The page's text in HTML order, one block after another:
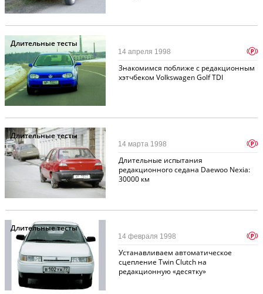
Длительные тесты
Знакомимся поближе с редакционным
хэтчбеком Volkswagen Golf TDI
14 апреля 1998 p
Длительные тесты
Длительные испытания
редакционного седана Daewoo Nexia:
30000 км
14 марта 1998 p
Длительные тесты
Устанавливаем автоматическое
сцепление Twin Clutch на
редакционную «десятку»
14 февраля 1998 p